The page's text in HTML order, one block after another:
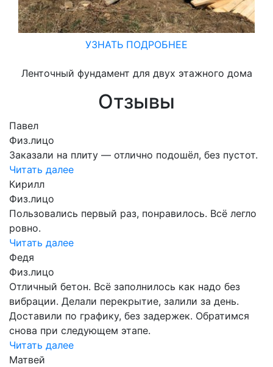
УЗНАТЬ ПОДРОБНЕЕ
Ленточный фундамент для двух этажного дома
Отзывы
Павел
Физ.лицо
Заказали на плиту — отлично подошёл, без пустот.
Читать далее
Кирилл
Физ.лицо
Пользовались первый раз, понравилось. Всё легло
ровно.
Читать далее
Федя
Физ.лицо
Отличный бетон. Всё заполнилось как надо без
вибрации. Делали перекрытие, залили за день.
Доставили по графику, без задержек. Обратимся
снова при следующем этапе.
Читать далее
Матвей